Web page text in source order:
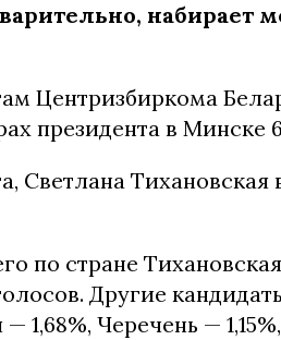
набирает
Центризбиркома
президента в Минске
Светлана
по стране
Другие
1,68%, Черечень —